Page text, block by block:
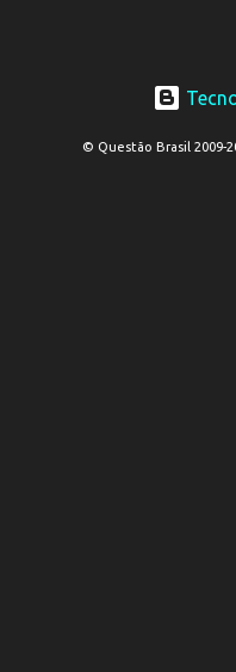
© Questão Brasil 2009-